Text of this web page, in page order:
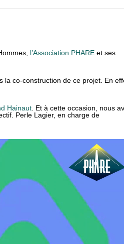
l’Association PHARE et ses
co-construction de ce projet. En
Hainaut . Et à cette occasion, nous
Perle Lagier, en charge de